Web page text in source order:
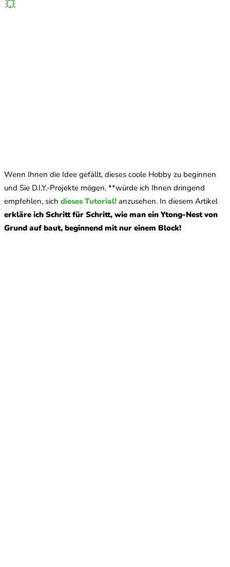
Wenn Ihnen die Idee gefällt, dieses coole Hobby zu beginnen
und Sie D.I.Y.-Projekte mögen, **würde ich Ihnen dringend
empfehlen, sich dieses Tutorial! anzusehen. In diesem Artikel
erkläre ich Schritt für Schritt, wie man ein Ytong-Nest von
Grund auf baut, beginnend mit nur einem Block!